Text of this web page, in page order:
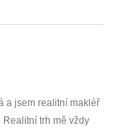
a jsem realitní makléř
trh mě vždy